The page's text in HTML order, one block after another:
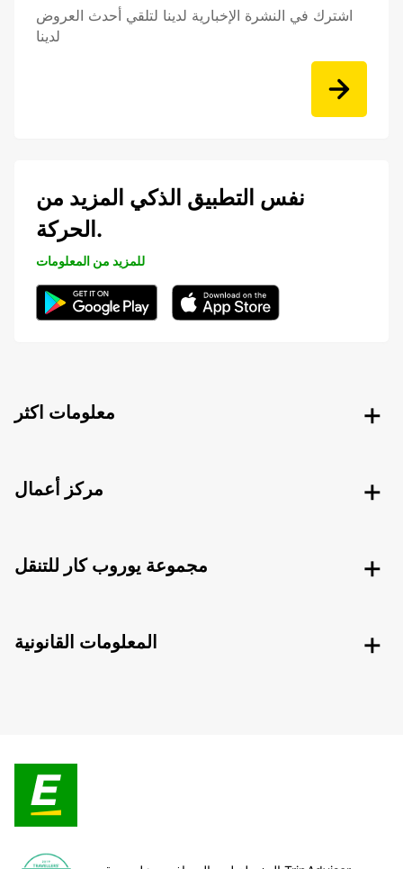
اشترك في النشرة الإخبارية لدينا لتلقي أحدث العروض
لدينا
نفس التطبيق الذكي المزيد من
الحركة.
للمزيد من المعلومات
معلومات اكثر
مركز أعمال
مجموعة يوروب كار للتنقل
المعلومات القانونية